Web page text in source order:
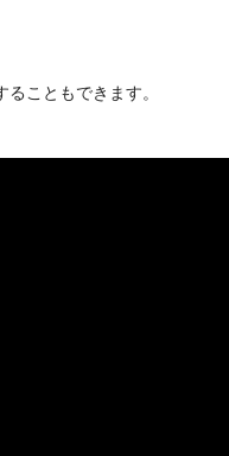
こともできます。